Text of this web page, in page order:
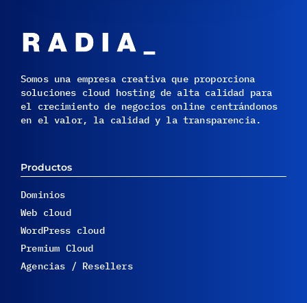
Somos una empresa creativa que proporciona
soluciones cloud hosting de alta calidad para
el crecimiento de negocios online centrándonos
en el valor, la calidad y la transparencia.
Productos
Dominios
Web cloud
WordPress cloud
Premium Cloud
Agencias / Resellers